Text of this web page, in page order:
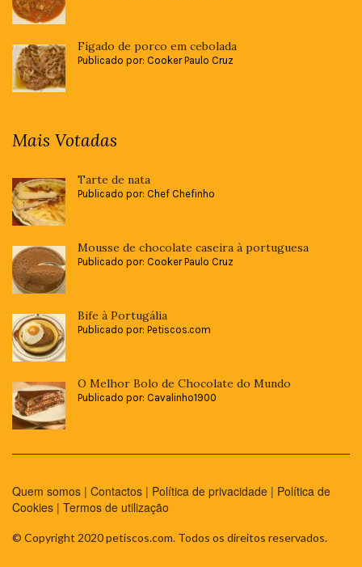
Fígado de porco em cebolada
Publicado por: Cooker Paulo Cruz
Mais Votadas
Tarte de nata
Publicado por: Chef Chefinho
Mousse de chocolate caseira à portuguesa
Publicado por: Cooker Paulo Cruz
Bife à Portugália
Publicado por: Petiscos.com
O Melhor Bolo de Chocolate do Mundo
Publicado por: Cavalinho1900
Quem somos | Contactos | Política de privacidade | Política de
Cookies | Termos de utilização
© Copyright 2020 petiscos.com. Todos os direitos reservados.